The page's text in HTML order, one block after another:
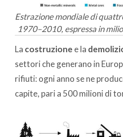
Estrazione mondiale di
1970–2010, espressa in
La costruzione e la
settori che generano in
rifiuti: ogni anno se ne
capite, pari a 500 milioni di